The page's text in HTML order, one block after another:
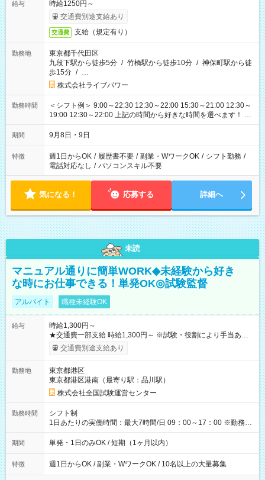
給与
時給1250円～
交通費別途支給あり
交通費 支給（規定有り）
勤務地
東京都千代田区
九段下駅から徒歩5分 / 竹橋駅から徒歩10分 / 神保町駅から徒
歩15分 / …
株式会社ライブパワー
勤務時間
＜シフト例＞ 9:00～22:30 12:30～22:00 15:30～21:00 12:30～
19:00 12:30～22:00 上記の時間から好きな時間を選べます！ ※
時間は変更となる可能性があります
期間 9月8日・9日
特徴 週1日からOK / 履歴書不要 / 副業・WワークOK / シフト勤務 /
電話対応なし / パソコンスキル不要
気になる！ 応募する 詳細へ
未読
マニュアル通りに簡単WORK◆未経験から好き
な時にお仕事できる！単発OK◎試験監督
アルバイト 職種未経験OK
給与
時給1,300円～
★交通費一部支給 時給1,300円～ ※試験・役割により手当あり
※勤務回数により昇給あり 【即給（前払い）オプションあ
り！】 希望される場合、勤務から1週間ほどで給与の一部を受け
例】 ・河合塾模擬試験 8:30～17:30（休憩1時間） 時給1,300円
×8時間＝日収10,400円＋交通費 ※当日の役割により時給＋100
円の場合あり ・国家試験 7:00～13:30（休憩なし） 時給1,300
円（役割手当＋100円）×6時間＝日収8,400円＋交通費 【試用期
間】試用期間なし
交通費別途支給あり
勤務地
東京都港区
東京都港区港南（最寄り駅：品川駅）
株式会社全国試験運営センター
勤務時間
シフト制
1日あたりの実働時間：最大7時間/日 09：00～17：00 ※勤務時
間は 試験により異なります。
期間 単発・1日のみOK / 短期（1ヶ月以内）
特徴 週1日からOK / 副業・WワークOK / 10名以上の大量募集